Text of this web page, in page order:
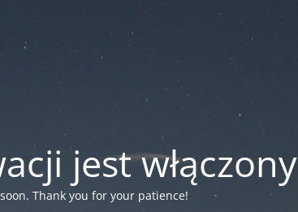
jest włączony
Thank you for your patience!